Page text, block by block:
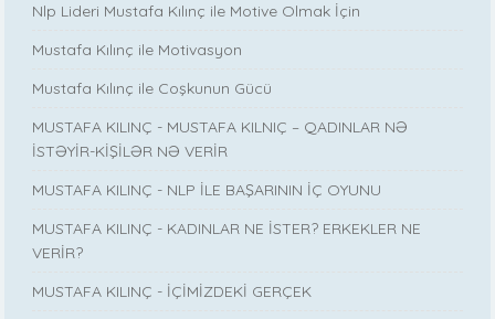
Nlp Lideri Mustafa Kılınç ile Motive Olmak İçin
Mustafa Kılınç ile Motivasyon
Mustafa Kılınç ile Coşkunun Gücü
MUSTAFA KILINÇ - MUSTAFA KILNIÇ – QADINLAR NƏ
İSTƏYİR-KİŞİLƏR NƏ VERİR
MUSTAFA KILINÇ - NLP İLE BAŞARININ İÇ OYUNU
MUSTAFA KILINÇ - KADINLAR NE İSTER? ERKEKLER NE
VERİR?
MUSTAFA KILINÇ - İÇİMİZDEKİ GERÇEK